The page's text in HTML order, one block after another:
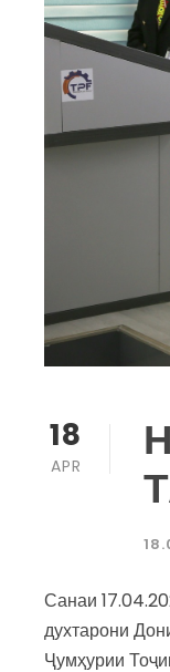
18
APR
Санаи
духтарони
Ҷумҳурии